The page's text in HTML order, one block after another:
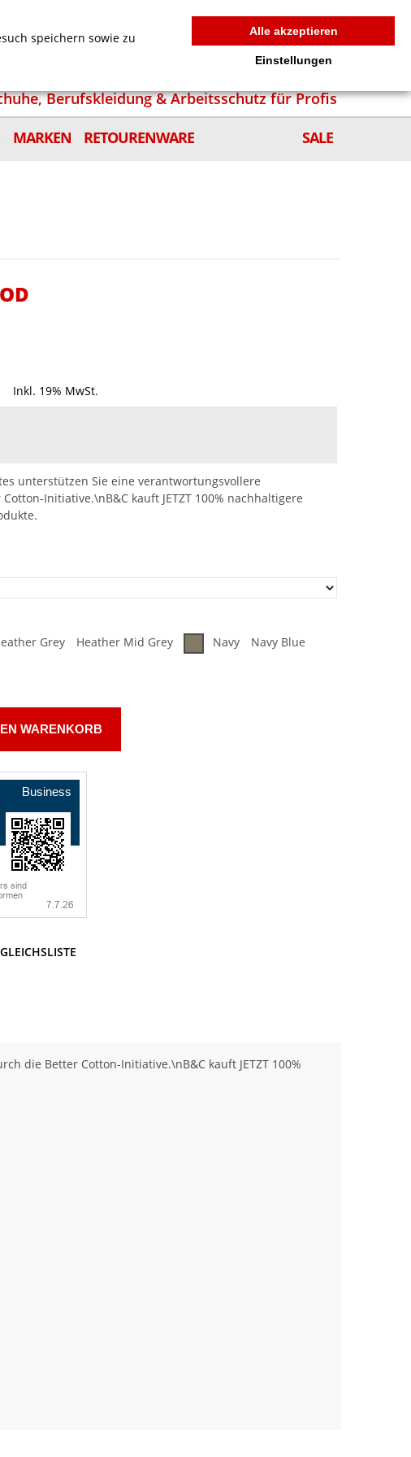
MEIN WARENKORB 0
Berufskleidung & Arbeitsschutz für Profis
MARKEN RETOURENWARE SALE
Inkl. 19% MwSt.
unterstützen Sie eine verantwortungsvollere
Initiative.\nB&C kauft JETZT 100% nachhaltigere
Grey Heather Mid Grey Navy Navy Blue
WARENKORB
die Better Cotton-Initiative.\nB&C kauft JETZT 100%
speichern sowie zu
Alle akzeptieren
Einstellungen